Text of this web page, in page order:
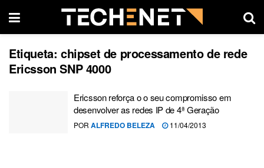
Etiqueta: chipset de processamento de rede
Ericsson SNP 4000
Ericsson reforça o o seu compromisso em
desenvolver as redes IP de 4ª Geração
POR ALFREDO BELEZA 11/04/2013